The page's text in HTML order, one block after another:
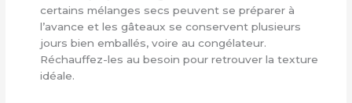
certains mélanges secs peuvent se préparer à
l’avance et les gâteaux se conservent plusieurs
jours bien emballés, voire au congélateur.
Réchauffez-les au besoin pour retrouver la texture
idéale.